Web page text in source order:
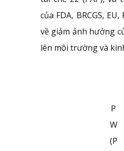
của FDA, BRCGS,
về giảm ảnh hưởng
lên môi trường và
P
W
(P